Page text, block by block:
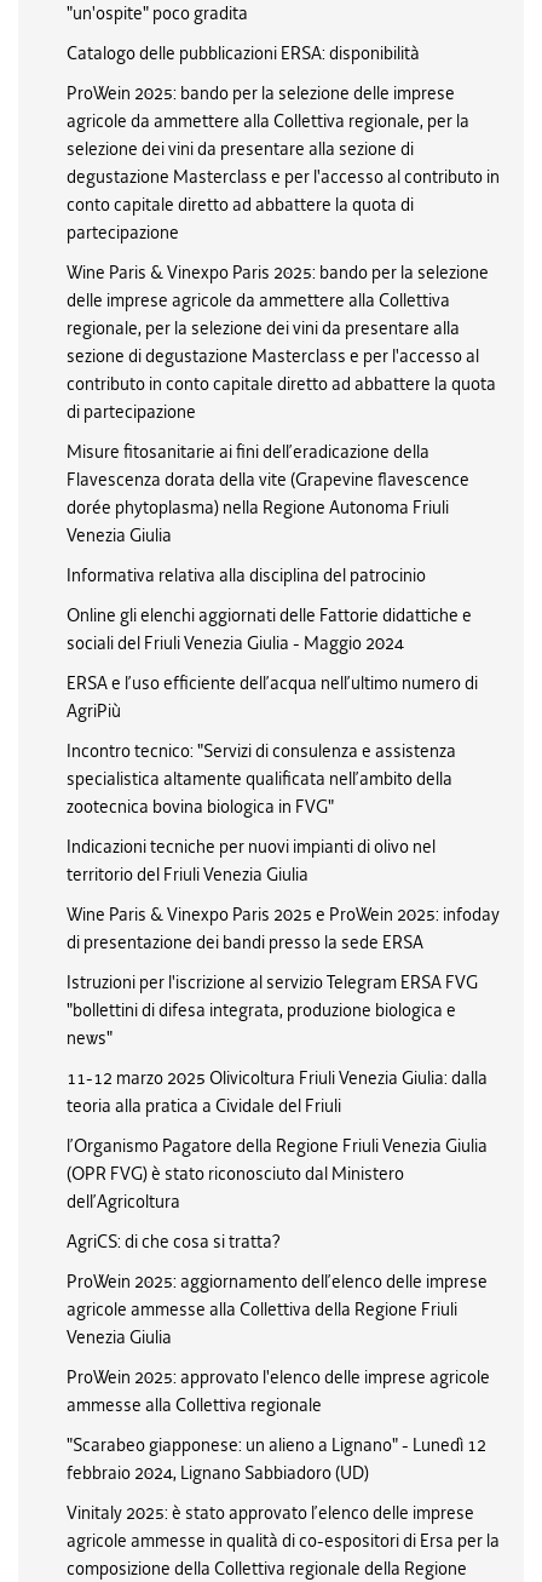
"un'ospite" poco gradita
Catalogo delle pubblicazioni ERSA: disponibilità
ProWein 2025: bando per la selezione delle imprese
agricole da ammettere alla Collettiva regionale, per la
selezione dei vini da presentare alla sezione di
degustazione Masterclass e per l'accesso al contributo in
conto capitale diretto ad abbattere la quota di
partecipazione
Wine Paris & Vinexpo Paris 2025: bando per la selezione
delle imprese agricole da ammettere alla Collettiva
regionale, per la selezione dei vini da presentare alla
sezione di degustazione Masterclass e per l'accesso al
contributo in conto capitale diretto ad abbattere la quota
di partecipazione
Misure fitosanitarie ai fini dell’eradicazione della
Flavescenza dorata della vite (Grapevine flavescence
dorée phytoplasma) nella Regione Autonoma Friuli
Venezia Giulia
Informativa relativa alla disciplina del patrocinio
Online gli elenchi aggiornati delle Fattorie didattiche e
sociali del Friuli Venezia Giulia - Maggio 2024
ERSA e l’uso efficiente dell’acqua nell’ultimo numero di
AgriPiù
Incontro tecnico: "Servizi di consulenza e assistenza
specialistica altamente qualificata nell’ambito della
zootecnica bovina biologica in FVG"
Indicazioni tecniche per nuovi impianti di olivo nel
territorio del Friuli Venezia Giulia
Wine Paris & Vinexpo Paris 2025 e ProWein 2025: infoday
di presentazione dei bandi presso la sede ERSA
Istruzioni per l'iscrizione al servizio Telegram ERSA FVG
"bollettini di difesa integrata, produzione biologica e
news"
11-12 marzo 2025 Olivicoltura Friuli Venezia Giulia: dalla
teoria alla pratica a Cividale del Friuli
l’Organismo Pagatore della Regione Friuli Venezia Giulia
(OPR FVG) è stato riconosciuto dal Ministero
dell’Agricoltura
AgriCS: di che cosa si tratta?
ProWein 2025: aggiornamento dell’elenco delle imprese
agricole ammesse alla Collettiva della Regione Friuli
Venezia Giulia
ProWein 2025: approvato l'elenco delle imprese agricole
ammesse alla Collettiva regionale
"Scarabeo giapponese: un alieno a Lignano" - Lunedì 12
febbraio 2024, Lignano Sabbiadoro (UD)
Vinitaly 2025: è stato approvato l’elenco delle imprese
agricole ammesse in qualità di co-espositori di Ersa per la
composizione della Collettiva regionale della Regione